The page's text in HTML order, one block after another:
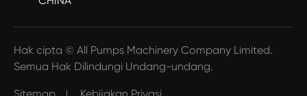
Hak cipta © All Pumps Machinery Company Limited.
Semua Hak Dilindungi Undang-undang.